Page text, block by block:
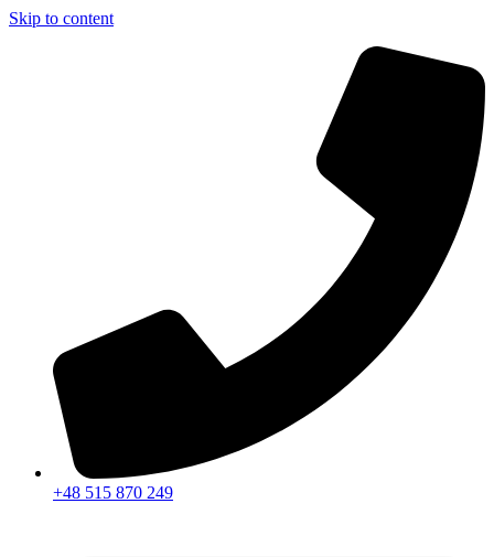
Skip to content
+48 515 870 249